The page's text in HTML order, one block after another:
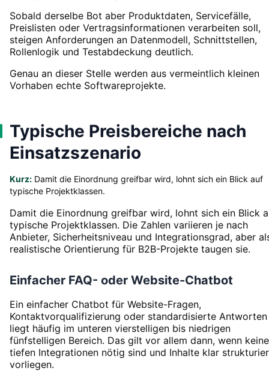
Sobald derselbe Bot aber Produktdaten, Servicefälle,
Preislisten oder Vertragsinformationen verarbeiten soll,
steigen Anforderungen an Datenmodell, Schnittstellen,
Rollenlogik und Testabdeckung deutlich.
Genau an dieser Stelle werden aus vermeintlich kleinen
Vorhaben echte Softwareprojekte.
Typische Preisbereiche nach
Einsatzszenario
Kurz: Damit die Einordnung greifbar wird, lohnt sich ein Blick auf
typische Projektklassen.
Damit die Einordnung greifbar wird, lohnt sich ein Blick
typische Projektklassen. Die Zahlen variieren je nach
Anbieter, Sicherheitsniveau und Integrationsgrad, aber
realistische Orientierung für B2B-Projekte taugen sie.
Einfacher FAQ- oder Website-Chatbot
Ein einfacher Chatbot für Website-Fragen,
Kontaktvorqualifizierung oder standardisierte Antworten
liegt häufig im unteren vierstelligen bis niedrigen
fünfstelligen Bereich. Das gilt vor allem dann, wenn keine
tiefen Integrationen nötig sind und Inhalte klar
vorliegen.